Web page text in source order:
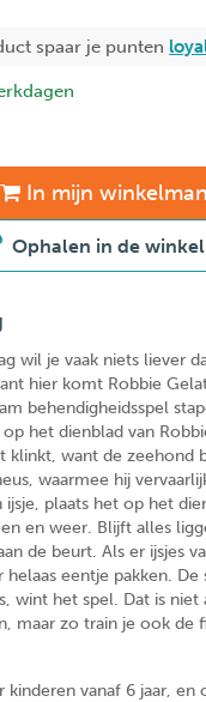
spaar je punten
In mijn
Ophalen in de winkel
wil je vaak niets liever
hier komt Robbie
behendigheidsspel
het dienblad van
klinkt, want de zeehond
waarmee hij
ijsje, plaats het op het
en weer. Blijft alles
de beurt. Als er ijsjes
eentje pakken. De
wint het spel. Dat is
maar zo train je ook de
kinderen vanaf 6 jaar, en